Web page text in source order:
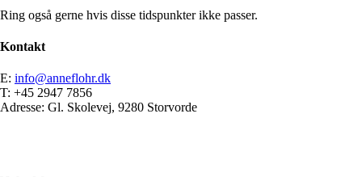
Ring også gerne hvis disse tidspunkter ikke passer.
Kontakt
E: info@anneflohr.dk
T: +45 2947 7856
Adresse: Gl. Skolevej, 9280 Storvorde